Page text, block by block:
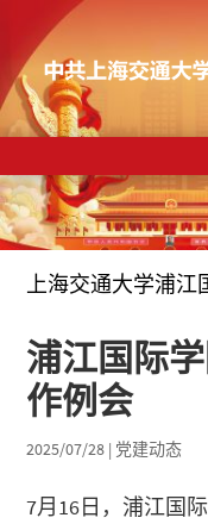
上海交通大学浦江
浦江国际
作例会
2025/07/28 | 党建动态
7月16日，浦江国